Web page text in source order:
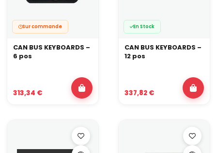
Sur commande
CAN BUS KEYBOARDS –
6 pos
313,34 €
En Stock
CAN BUS KEYBOARDS –
12 pos
337,82 €